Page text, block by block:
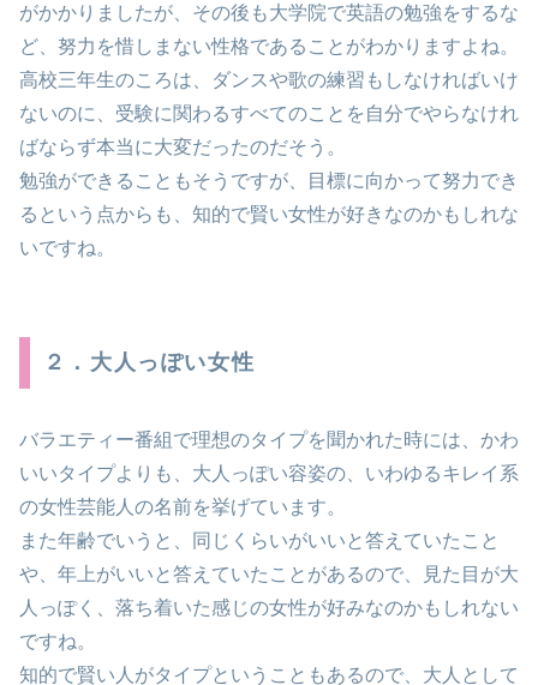
がかかりましたが、その後も大学院で英語の勉強をするな
ど、努力を惜しまない性格であることがわかりますよね。
高校三年生のころは、ダンスや歌の練習もしなければいけ
ないのに、受験に関わるすべてのことを自分でやらなけれ
ばならず本当に大変だったのだそう。
勉強ができることもそうですが、目標に向かって努力でき
るという点からも、知的で賢い女性が好きなのかもしれな
いですね。
２．大人っぽい女性
バラエティー番組で理想のタイプを聞かれた時には、かわ
いいタイプよりも、大人っぽい容姿の、いわゆるキレイ系
の女性芸能人の名前を挙げています。
また年齢でいうと、同じくらいがいいと答えていたこと
や、年上がいいと答えていたことがあるので、見た目が大
人っぽく、落ち着いた感じの女性が好みなのかもしれない
ですね。
知的で賢い人がタイプということもあるので、大人として